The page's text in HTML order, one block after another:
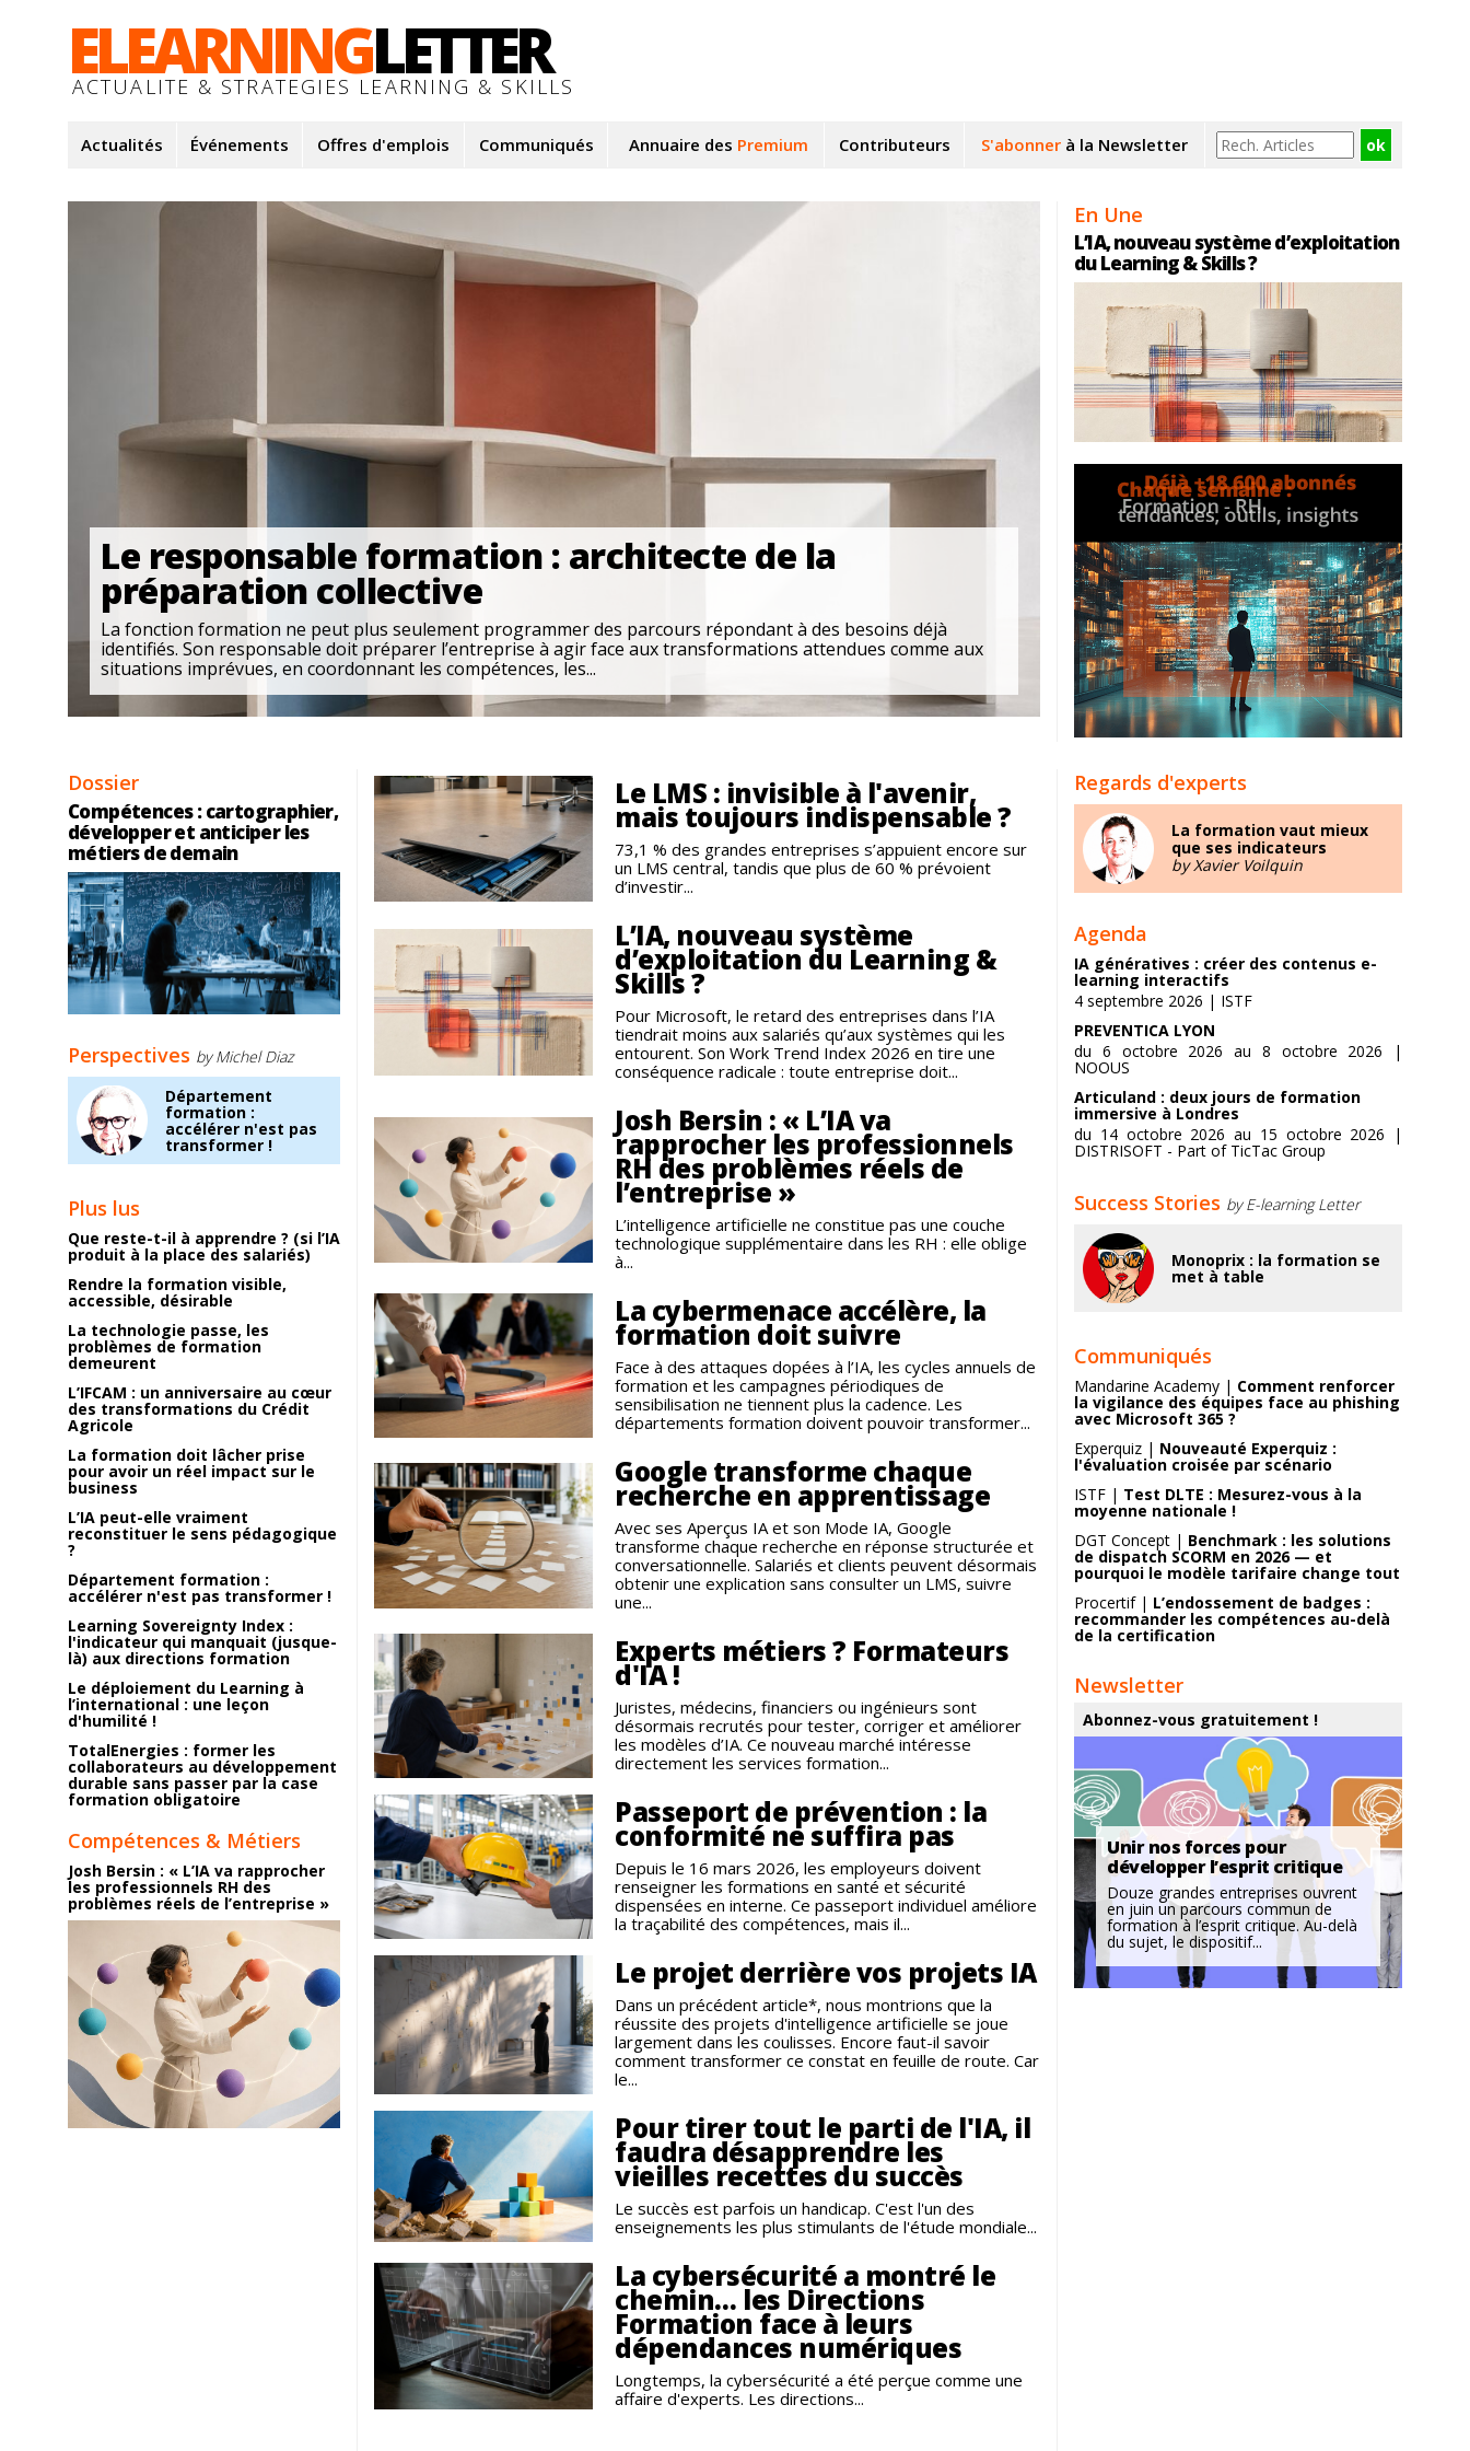
ELEARNINGLETTER
ACTUALITE & STRATEGIES LEARNING & SKILLS
Actualités Événements Offres d'emplois Communiqués Annuaire des Premium Contributeurs S'abonner à la Newsletter
Le responsable formation : architecte de la
préparation collective
La fonction formation ne peut plus seulement programmer des parcours répondant à des besoins déjà
identifiés. Son responsable doit préparer l’entreprise à agir face aux transformations attendues comme aux
situations imprévues, en coordonnant les compétences, les...
En Une
L’IA, nouveau système d’exploitation
du Learning & Skills ?
Dossier
Compétences : cartographier,
développer et anticiper les
métiers de demain
Perspectives by Michel Diaz
Département
formation :
accélérer n'est pas
transformer !
Plus lus
Que reste-t-il à apprendre ? (si l’IA
produit à la place des salariés)
Rendre la formation visible,
accessible, désirable
La technologie passe, les
problèmes de formation
demeurent
L’IFCAM : un anniversaire au cœur
des transformations du Crédit
Agricole
La formation doit lâcher prise
pour avoir un réel impact sur le
business
L’IA peut-elle vraiment
reconstituer le sens pédagogique
?
Département formation :
accélérer n'est pas transformer !
Learning Sovereignty Index :
l'indicateur qui manquait (jusque-
là) aux directions formation
Le déploiement du Learning à
l’international : une leçon
d'humilité !
TotalEnergies : former les
collaborateurs au développement
durable sans passer par la case
formation obligatoire
Compétences & Métiers
Josh Bersin : « L’IA va rapprocher
les professionnels RH des
problèmes réels de l’entreprise »
Le LMS : invisible à l'avenir,
mais toujours indispensable ?
73,1 % des grandes entreprises s’appuient encore sur
un LMS central, tandis que plus de 60 % prévoient
d’investir...
L’IA, nouveau système
d’exploitation du Learning &
Skills ?
Pour Microsoft, le retard des entreprises dans l’IA
tiendrait moins aux salariés qu’aux systèmes qui les
entourent. Son Work Trend Index 2026 en tire une
conséquence radicale : toute entreprise doit...
Josh Bersin : « L’IA va
rapprocher les professionnels
RH des problèmes réels de
l’entreprise »
L’intelligence artificielle ne constitue pas une couche
technologique supplémentaire dans les RH : elle oblige
à...
La cybermenace accélère, la
formation doit suivre
Face à des attaques dopées à l’IA, les cycles annuels de
formation et les campagnes périodiques de
sensibilisation ne tiennent plus la cadence. Les
départements formation doivent pouvoir transformer...
Google transforme chaque
recherche en apprentissage
Avec ses Aperçus IA et son Mode IA, Google
transforme chaque recherche en réponse structurée et
conversationnelle. Salariés et clients peuvent désormais
obtenir une explication sans consulter un LMS, suivre
une...
Experts métiers ? Formateurs
d'IA !
Juristes, médecins, financiers ou ingénieurs sont
désormais recrutés pour tester, corriger et améliorer
les modèles d’IA. Ce nouveau marché intéresse
directement les services formation...
Passeport de prévention : la
conformité ne suffira pas
Depuis le 16 mars 2026, les employeurs doivent
renseigner les formations en santé et sécurité
dispensées en interne. Ce passeport individuel améliore
la traçabilité des compétences, mais il...
Le projet derrière vos projets IA
Dans un précédent article*, nous montrions que la
réussite des projets d'intelligence artificielle se joue
largement dans les coulisses. Encore faut-il savoir
comment transformer ce constat en feuille de route. Car
le...
Pour tirer tout le parti de l'IA, il
faudra désapprendre les
vieilles recettes du succès
Le succès est parfois un handicap. C'est l'un des
enseignements les plus stimulants de l'étude mondiale...
La cybersécurité a montré le
chemin… les Directions
Formation face à leurs
dépendances numériques
Longtemps, la cybersécurité a été perçue comme une
affaire d'experts. Les directions...
Regards d'experts
La formation vaut mieux
que ses indicateurs
by Xavier Voilquin
Agenda
IA génératives : créer des contenus e-
learning interactifs
4 septembre 2026 | ISTF
PREVENTICA LYON
du 6 octobre 2026 au 8 octobre 2026 |
NOOUS
Articuland : deux jours de formation
immersive à Londres
du 14 octobre 2026 au 15 octobre 2026 |
DISTRISOFT - Part of TicTac Group
Success Stories by E-learning Letter
Monoprix : la formation se
met à table
Communiqués
Mandarine Academy | Comment renforcer
la vigilance des équipes face au phishing
avec Microsoft 365 ?
Experquiz | Nouveauté Experquiz :
l'évaluation croisée par scénario
ISTF | Test DLTE : Mesurez-vous à la
moyenne nationale !
DGT Concept | Benchmark : les solutions
de dispatch SCORM en 2026 — et
pourquoi le modèle tarifaire change tout
Procertif | L’endossement de badges :
recommander les compétences au-delà
de la certification
Newsletter
Abonnez-vous gratuitement !
Unir nos forces pour
développer l’esprit critique
Douze grandes entreprises ouvrent
en juin un parcours commun de
formation à l’esprit critique. Au-delà
du sujet, le dispositif...